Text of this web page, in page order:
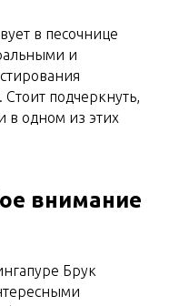
в песочнице
и
подчеркнуть,
в одном из этих
внимание
Брук